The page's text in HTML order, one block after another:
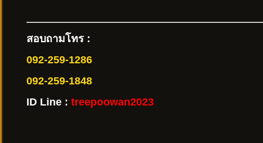
สอบถามโทร :
092-259-1286
092-259-1848
ID Line : treepoowan2023